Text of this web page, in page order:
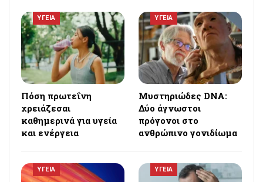
ΥΓΕΙΑ
Πόση πρωτεΐνη
χρειάζεσαι
καθημερινά για υγεία
και ενέργεια
ΥΓΕΙΑ
Μυστηριώδες DNA:
Δύο άγνωστοι
πρόγονοι στο
ανθρώπινο γονιδίωμα
ΥΓΕΙΑ ΥΓΕΙΑ